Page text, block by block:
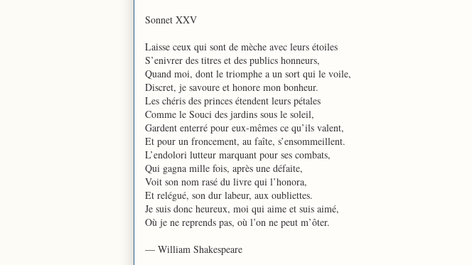
Sonnet XXV
Laisse ceux qui sont de mèche avec leurs étoiles
S’enivrer des titres et des publics honneurs,
Quand moi, dont le triomphe a un sort qui le voile,
Discret, je savoure et honore mon bonheur.
Les chéris des princes étendent leurs pétales
Comme le Souci des jardins sous le soleil,
Gardent enterré pour eux-mêmes ce qu’ils valent,
Et pour un froncement, au faîte, s’ensommeillent.
L’endolori lutteur marquant pour ses combats,
Qui gagna mille fois, après une défaite,
Voit son nom rasé du livre qui l’honora,
Et relégué, son dur labeur, aux oubliettes.
Je suis donc heureux, moi qui aime et suis aimé,
Où je ne reprends pas, où l’on ne peut m’ôter.
— William Shakespeare